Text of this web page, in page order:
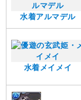
水着アルマデル
水着メイメイ